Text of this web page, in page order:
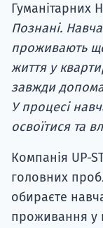
Гуманітарних
Познані.
проживають
життя у
завжди
У процесі
освоїтися та
Компанія UP-
головних
обираєте
проживання у